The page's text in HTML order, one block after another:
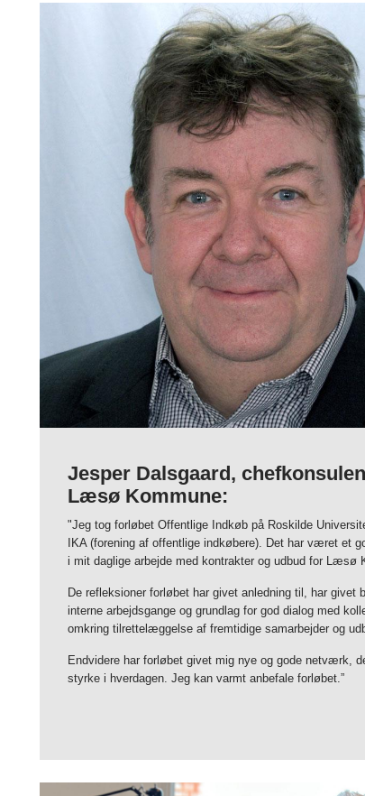
Jesper Dalsgaard,
Læsø Kommune:
"Jeg tog forløbet Offentlige Indkøb på Roskilde
IKA (forening af offentlige indkøbere). Det har været et
i mit daglige arbejde med kontrakter og udbud for Læsø
De refleksioner forløbet har givet anledning til, har givet
interne arbejdsgange og grundlag for god dialog med
omkring tilrettelæggelse af fremtidige samarbejder og
Endvidere har forløbet givet mig nye og gode netværk,
styrke i hverdagen. Jeg kan varmt anbefale forløbet.”